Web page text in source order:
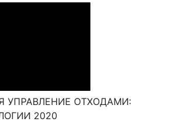
УПРАВЛЕНИЕ ОТХОДАМИ:
2020